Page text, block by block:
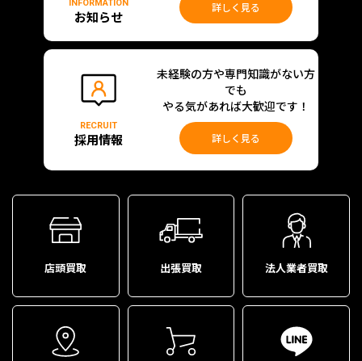
INFORMATION
お知らせ
詳しく見る
RECRUIT
採用情報
未経験の方や専門知識がない方
でも
やる気があれば大歓迎です！
詳しく見る
店頭買取 出張買取 法人業者買取